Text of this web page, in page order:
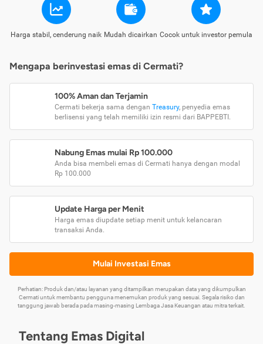
Harga stabil, cenderung naik Mudah dicairkan Cocok untuk investor pemula
Mengapa berinvestasi emas di Cermati?
100% Aman dan Terjamin
Cermati bekerja sama dengan Treasury, penyedia emas
berlisensi yang telah memiliki izin resmi dari BAPPEBTI.
Nabung Emas mulai Rp 100.000
Anda bisa membeli emas di Cermati hanya dengan modal
Rp 100.000
Update Harga per Menit
Harga emas diupdate setiap menit untuk kelancaran
transaksi Anda.
Mulai Investasi Emas
Perhatian: Produk dan/atau layanan yang ditampilkan merupakan data yang dikumpulkan
Cermati untuk membantu pengguna menemukan produk yang sesuai. Segala risiko dan
tanggung jawab berada pada masing-masing Lembaga Jasa Keuangan atau mitra terkait.
Tentang Emas Digital